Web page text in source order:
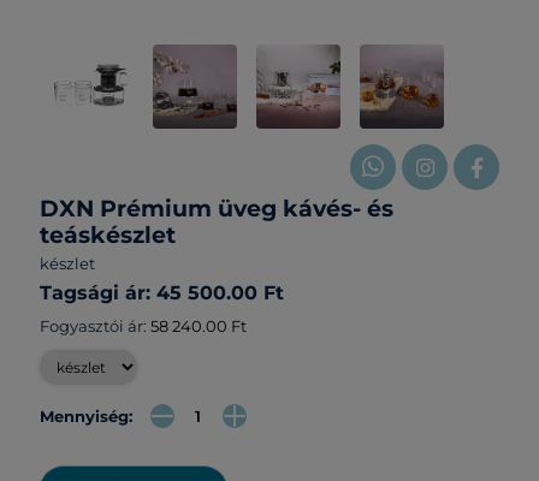
DXN Prémium üveg kávés- és
teáskészlet
készlet
Tagsági ár: 45 500.00 Ft
Fogyasztói ár: 58 240.00 Ft
Mennyiség: